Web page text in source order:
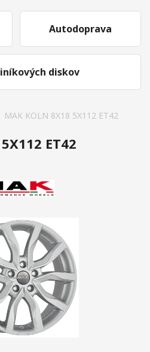
diskov
Autodoprava
MAK KOLN 8X18 5X112 ET42
ET42